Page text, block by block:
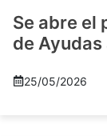
Se abre el
de
25/05/2026